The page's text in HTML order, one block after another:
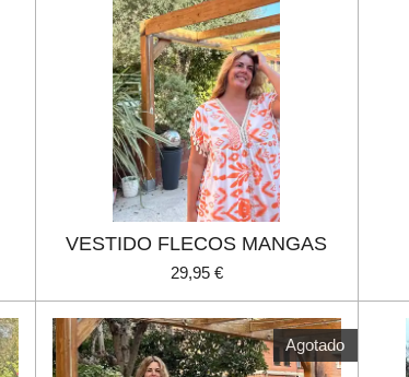
VESTIDO FLECOS MANGAS
29,95 €
Agotado